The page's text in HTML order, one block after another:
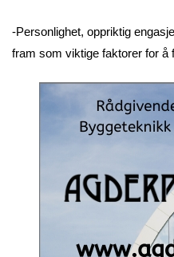
-Personlighet, oppriktig
fram som viktige faktorer for å